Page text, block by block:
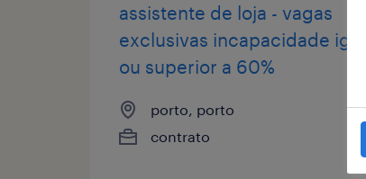
assistente de loja - vagas
exclusivas incapacidade igual
ou superior a 60%
porto, porto
contrato